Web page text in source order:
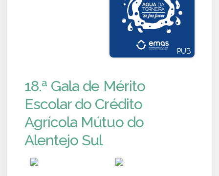
PUB
18.ª Gala de Mérito
Escolar do Crédito
Agrícola Mútuo do
Alentejo Sul